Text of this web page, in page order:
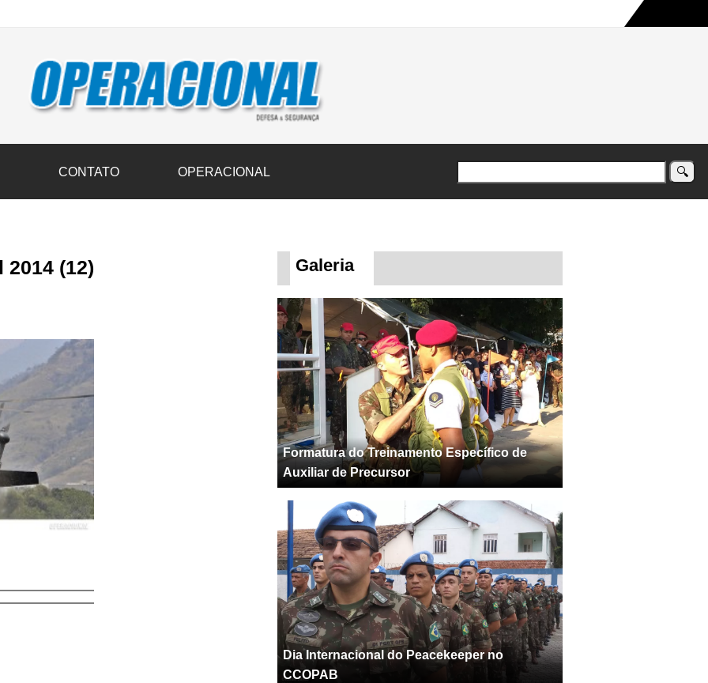
transportam 3,6 mil toneladas de donativos ao Rio Grande do Sul na maior campanha humanitária já registrada no país
CONTATO OPERACIONAL
(12) Galeria
Formatura do Treinamento Específico de
Auxiliar de Precursor
Dia Internacional do Peacekeeper no
CCOPAB